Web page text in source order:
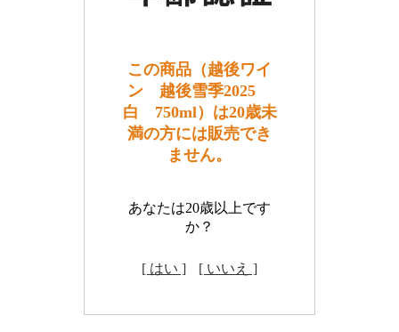
この商品（越後ワイ
ン 越後雪季2025
白 750ml）は20歳未
満の方には販売でき
ません。
あなたは20歳以上です
か？
[ はい ] [ いいえ ]